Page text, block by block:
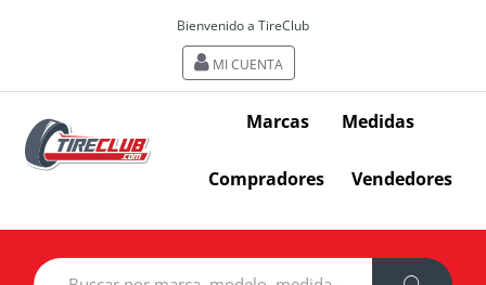
Bienvenido a TireClub
MI CUENTA
Marcas Medidas
Compradores Vendedores
Search